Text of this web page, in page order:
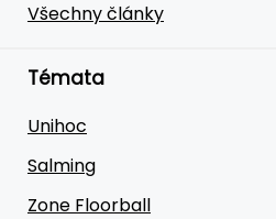
Všechny články
Témata
Unihoc
Salming
Zone Floorball